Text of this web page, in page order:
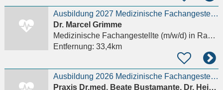
Ausbildung 2027 Medizinische Fachangestellte (m/w/d)
Dr. Marcel Grimme
Medizinische Fachangestellte (m/w/d)in Rastatt
Entfernung: 33,4km
Ausbildung 2026 Medizinische Fachangestellte (m/w/d)
Praxis Dr.med. Beate Bustamante, Dr. Heimann